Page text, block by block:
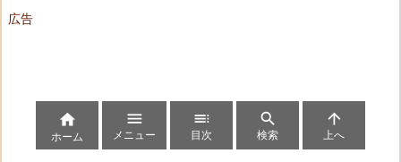
違
広告

ホーム

メニュー

目次

検索

上へ